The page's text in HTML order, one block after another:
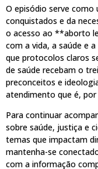
O episódio serve
conquistados e da
o acesso ao **aborto
com a vida, a saúde e
que protocolos claros
de saúde recebam o
preconceitos e
atendimento que é,
Para continuar
sobre saúde, justiça e
temas que impactam
mantenha-se
com a informação